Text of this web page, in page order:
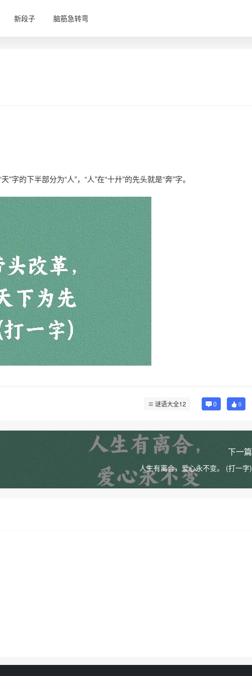
新段子 脑筋急转弯
字的下半部分为“人”，“人”在“十廾”的先头就是“奔”字。
谜语大全12 0 0
下一篇
人生有离合，爱心永不变。 (打一字)